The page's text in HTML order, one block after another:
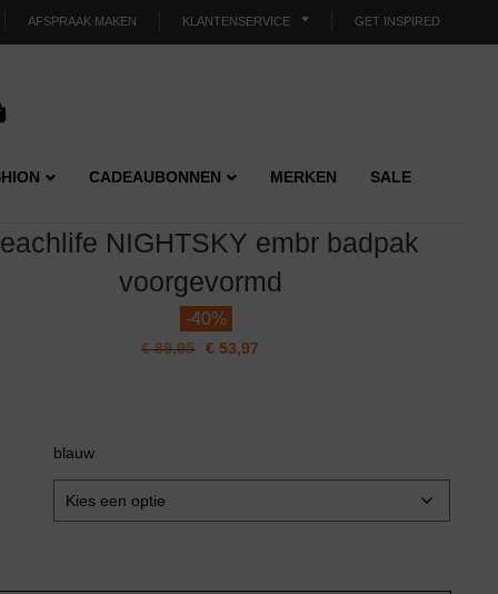
AFSPRAAK MAKEN KLANTENSERVICE GET INSPIRED
CADEAUBONNEN MERKEN SALE
NIGHTSKY embr badpak
voorgevormd
-40%
€89,95 € 53,97
blauw